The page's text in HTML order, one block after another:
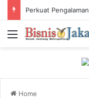
Menu
Home